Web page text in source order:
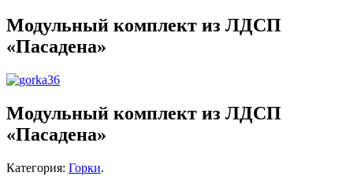
Модульный комплект из ЛДСП
«Пасадена»
Модульный комплект из ЛДСП
«Пасадена»
Категория: Горки.